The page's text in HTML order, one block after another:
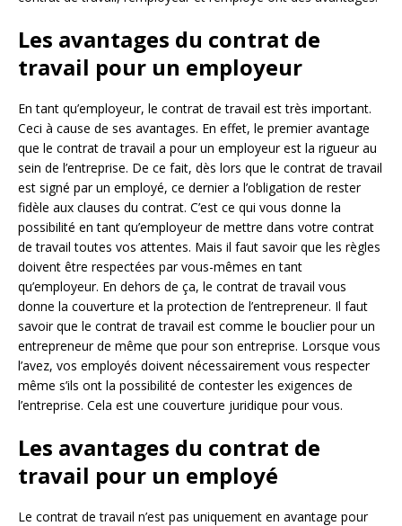
Les avantages du contrat de
travail pour un employeur
En tant qu’employeur, le contrat de travail est très important.
Ceci à cause de ses avantages. En effet, le premier avantage
que le contrat de travail a pour un employeur est la rigueur au
sein de l’entreprise. De ce fait, dès lors que le contrat de travail
est signé par un employé, ce dernier a l’obligation de rester
fidèle aux clauses du contrat. C’est ce qui vous donne la
possibilité en tant qu’employeur de mettre dans votre contrat
de travail toutes vos attentes. Mais il faut savoir que les règles
doivent être respectées par vous-mêmes en tant
qu’employeur. En dehors de ça, le contrat de travail vous
donne la couverture et la protection de l’entrepreneur. Il faut
savoir que le contrat de travail est comme le bouclier pour un
entrepreneur de même que pour son entreprise. Lorsque vous
l’avez, vos employés doivent nécessairement vous respecter
même s’ils ont la possibilité de contester les exigences de
l’entreprise. Cela est une couverture juridique pour vous.
Les avantages du contrat de
travail pour un employé
Le contrat de travail n’est pas uniquement en avantage pour